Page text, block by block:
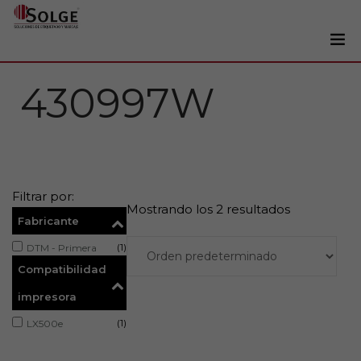
Impresoras
Tintas
Lectores
Marcaje
+34 93 241 22 21
430997W
Filtrar por:
Fabricante
DTM - Primera (1)
Compatibilidad
impresora
LX500e (1)
Mostrando los 2 resultados